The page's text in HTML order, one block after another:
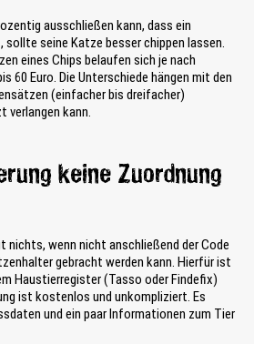
ausschließen kann, dass ein
seine Katze besser chippen lassen.
eines Chips belaufen sich je nach
60 Euro. Die Unterschiede hängen mit den
(einfacher bis dreifacher)
verlangen kann.
keine Zuordnung
nichts, wenn nicht anschließend der Code
gebracht werden kann. Hierfür ist
Haustierregister (Tasso oder Findefix)
ist kostenlos und unkompliziert. Es
und ein paar Informationen zum Tier